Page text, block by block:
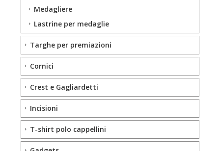
Medagliere
Lastrine per medaglie
Targhe per premiazioni
Cornici
Crest e Gagliardetti
Incisioni
T-shirt polo cappellini